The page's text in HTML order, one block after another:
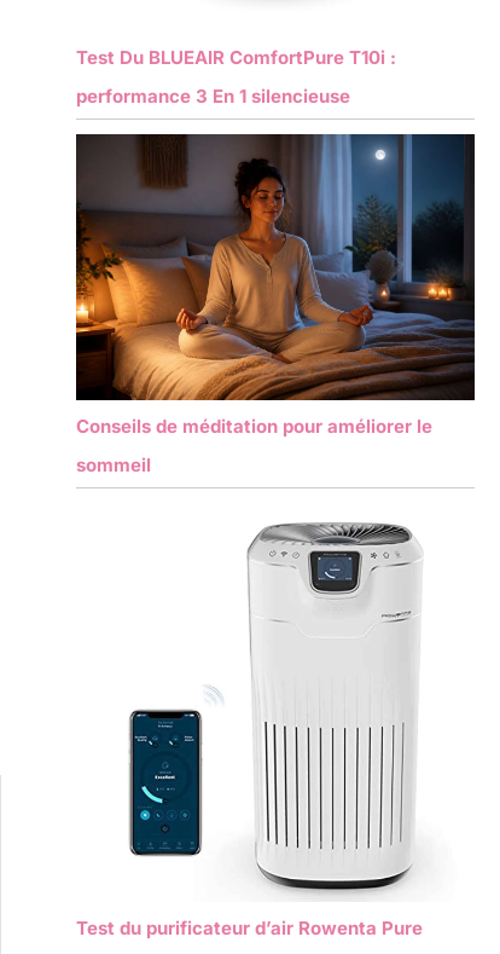
Test Du BLUEAIR ComfortPure T10i :
performance 3 En 1 silencieuse
Conseils de méditation pour améliorer le
sommeil
Test du purificateur d’air Rowenta Pure